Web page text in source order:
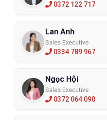
0372 122 717
Lan Anh
Sales Executive
0334 789 967
Ngọc Hội
Sales Executive
0372 064 090